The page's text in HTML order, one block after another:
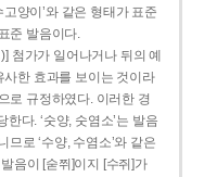
고양이’와 같은 형태가 표준
준 발음이다.
첨가가 일어나거나 뒤의 예
한 효과를 보이는 것이라
으로 규정하였다. 이러한 경
한다. ‘숫양, 숫염소’는 발음
므로 ‘수양, 수염소’와 같은
음이 [숟쮜]이지 [수쥐]가